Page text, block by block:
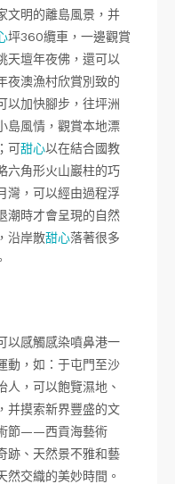
文明的離島風景，并
坪360纜車，一邊觀賞
天壇年夜佛，還可以
夜澳漁村欣賞別致的
以加快腳步，往坪洲
島風情，觀賞本地漂
可甜心以在結合國教
六角形火山巖柱的巧
灣，可以經由過程浮
潮時才會呈現的自然
沿岸散甜心落著很多
以感觸感染噴鼻港一
動，如：于屯門至沙
人，可以飽覽濕地、
并摸索新界豐盛的文
節——西貢海藝術
跡、天然景不雅和藝
然交織的美妙時間。